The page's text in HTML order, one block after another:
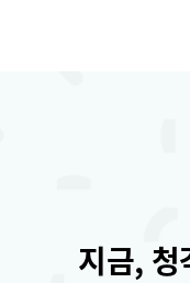
지금, 청